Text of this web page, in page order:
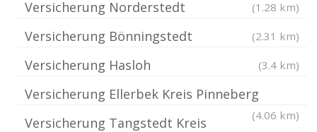
Versicherung Norderstedt (1.28 km)
Versicherung Bönningstedt (2.31 km)
Versicherung Hasloh (3.4 km)
Versicherung Ellerbek Kreis Pinneberg
(4.06 km)
Versicherung Tangstedt Kreis